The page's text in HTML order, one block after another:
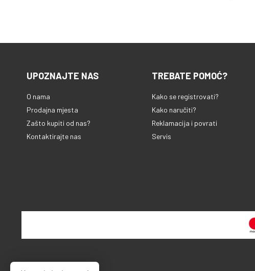
UPOZNAJTE NAS
O nama
Prodajna mjesta
Zašto kupiti od nas?
Kontaktirajte nas
TREBATE POMOĆ?
Kako se registrovati?
Kako naručiti?
Reklamacija i povrati
Servis